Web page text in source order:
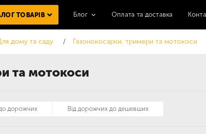
та мотокоси
ТОВАРІВ Блог Оплата та доставка
дому та саду Газонокосарки, тримери та мотокоси
дорожчих Від дорожчих до дешевших